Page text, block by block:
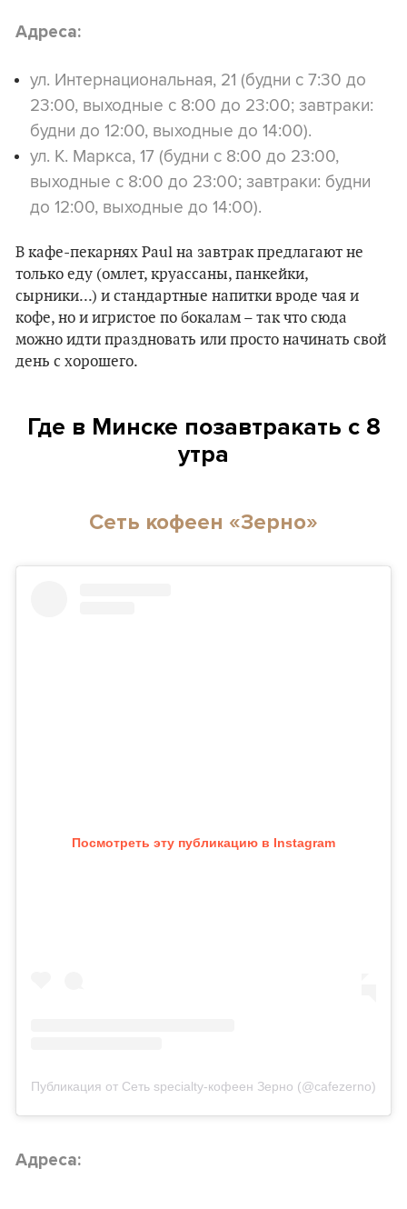
Адреса:
ул. Интернациональная, 21 (будни с 7:30 до
23:00, выходные с 8:00 до 23:00; завтраки:
будни до 12:00, выходные до 14:00).
ул. К. Маркса, 17 (будни с 8:00 до 23:00,
выходные с 8:00 до 23:00; завтраки: будни
до 12:00, выходные до 14:00).
В кафе-пекарнях Paul на завтрак предлагают не
только еду (омлет, круассаны, панкейки,
сырники...) и стандартные напитки вроде чая и
кофе, но и игристое по бокалам – так что сюда
можно идти праздновать или просто начинать свой
день с хорошего.
Где в Минске позавтракать с 8
утра
Сеть кофеен «Зерно»
Посмотреть эту публикацию в Instagram
Публикация от Сеть specialty-кофеен Зерно (@cafezerno)
Адреса: